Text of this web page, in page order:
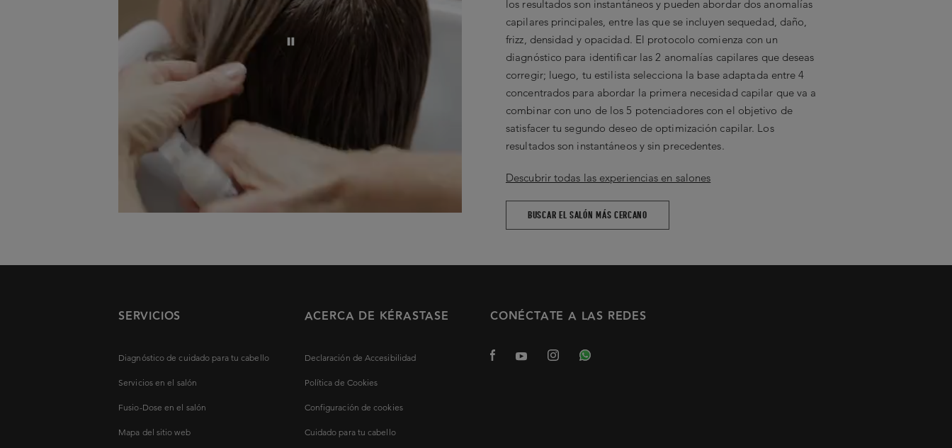
los resultados son instantáneos y pueden abordar dos anomalías
capilares principales, entre las que se incluyen sequedad, daño,
frizz, densidad y opacidad. El protocolo comienza con un
diagnóstico para identificar las 2 anomalías capilares que deseas
corregir; luego, tu estilista selecciona la base adaptada entre 4
concentrados para abordar la primera necesidad capilar que va a
combinar con uno de los 5 potenciadores con el objetivo de
satisfacer tu segundo deseo de optimización capilar. Los
resultados son instantáneos y sin precedentes.
Descubrir todas las experiencias en salones
BUSCAR EL SALÓN MÁS CERCANO
SERVICIOS
Diagnóstico de cuidado para tu cabello
Servicios en el salón
Fusio-Dose en el salón
Mapa del sitio web
ACERCA DE KÉRASTASE
Declaración de Accesibilidad
Política de Cookies
Configuración de cookies
Cuidado para tu cabello
CONÉCTATE A LAS REDES